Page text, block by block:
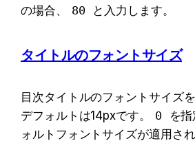
の場合、
80 と入力します。
タイトルのフォントサイズ
目次タイトルのフォントサイズ
デフォルトは14pxです。
0
を
ォルトフォントサイズが適用され